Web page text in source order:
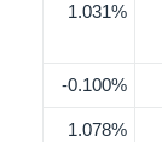
1.031%
0.100%-
1.078%